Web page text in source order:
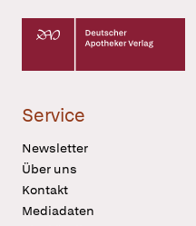
Deutscher Apotheker
Service
Newsletter
Über uns
Kontakt
Mediadaten